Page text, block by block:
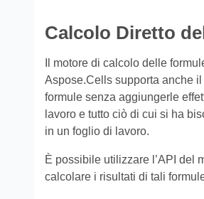
Calcolo Diretto
Il motore di calcolo delle
Aspose.Cells supporta anche
formule senza aggiungerle
lavoro e tutto ciò di cui si ha
in un foglio di lavoro.
È possibile utilizzare l’API del
calcolare i risultati di tali